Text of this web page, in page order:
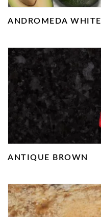
ANDROMEDA WHITE
ANTIQUE BROWN